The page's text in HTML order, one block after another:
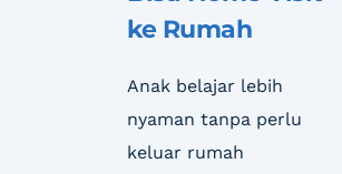
ke Rumah
Anak belajar lebih
nyaman tanpa perlu
keluar rumah